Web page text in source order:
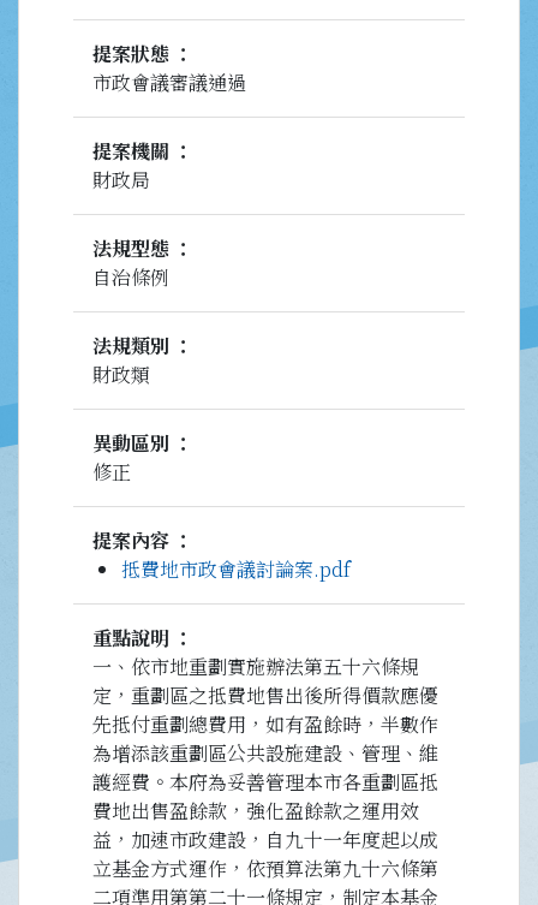
提案狀態
市政會議審議通過
提案機關
財政局
法規型態
自治條例
法規類別
財政類
異動區別
修正
提案內容
抵費地市政會議討論案.pdf
重點說明
一、依市地重劃實施辦法第五十六條規
定，重劃區之抵費地售出後所得價款應優
先抵付重劃總費用，如有盈餘時，半數作
為增添該重劃區公共設施建設、管理、維
護經費。本府為妥善管理本市各重劃區抵
費地出售盈餘款，強化盈餘款之運用效
益，加速市政建設，自九十一年度起以成
立基金方式運作，依預算法第九十六條第
二項準用第第二十一條規定，制定本基金